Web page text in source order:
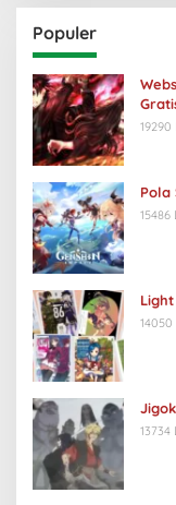
Populer
19290
Pola
15486
13734